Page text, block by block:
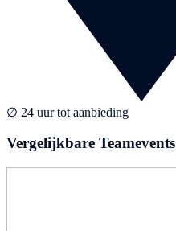
∅ 24 uur tot aanbieding
Vergelijkbare Teamevents